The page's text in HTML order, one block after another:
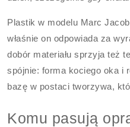
Plastik w modelu Marc
właśnie on odpowiada za
dobór materiału sprzyja też
spójnie: forma kociego oka i
bazę w postaci tworzywa,
Komu pasują